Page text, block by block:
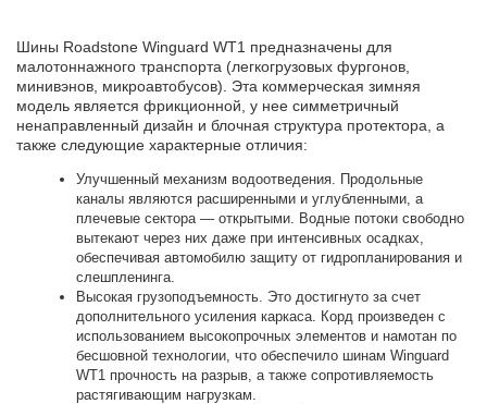
Шины Roadstone Winguard WT1 предназначены для
малотоннажного транспорта (легкогрузовых фургонов,
минивэнов, микроавтобусов). Эта коммерческая зимняя
модель является фрикционной, у нее симметричный
ненаправленный дизайн и блочная структура протектора, а
также следующие характерные отличия:
Улучшенный механизм водоотведения. Продольные
каналы являются расширенными и углубленными, а
плечевые сектора — открытыми. Водные потоки свободно
вытекают через них даже при интенсивных осадках,
обеспечивая автомобилю защиту от гидропланирования и
слешпленинга.
Высокая грузоподъемность. Это достигнуто за счет
дополнительного усиления каркаса. Корд произведен с
использованием высокопрочных элементов и намотан по
бесшовной технологии, что обеспечило шинам Winguard
WT1 прочность на разрыв, а также сопротивляемость
растягивающим нагрузкам.